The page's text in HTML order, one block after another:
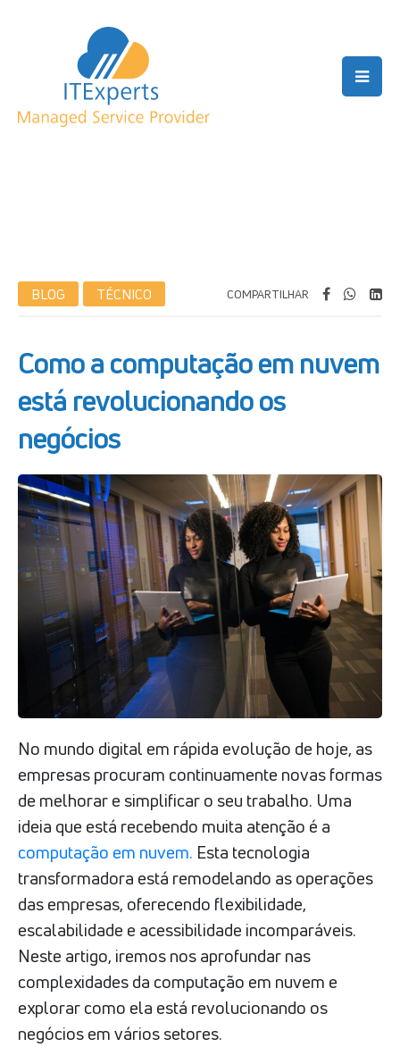
BLOG TÉCNICO COMPARTILHAR
Como a computação em nuvem
está revolucionando os
negócios
No mundo digital em rápida evolução de hoje, as
empresas procuram continuamente novas formas
de melhorar e simplificar o seu trabalho. Uma
ideia que está recebendo muita atenção é a
computação em nuvem. Esta tecnologia
transformadora está remodelando as operações
das empresas, oferecendo flexibilidade,
escalabilidade e acessibilidade incomparáveis.
Neste artigo, iremos nos aprofundar nas
complexidades da computação em nuvem e
explorar como ela está revolucionando os
negócios em vários setores.